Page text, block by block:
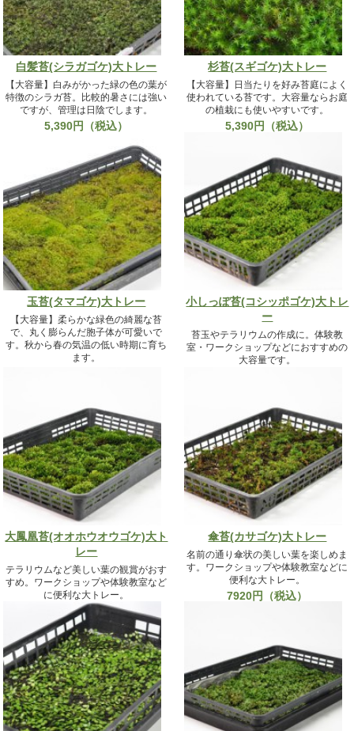
白髪苔(シラガゴケ)大トレー
【大容量】白みがかった緑の色の葉が
特徴のシラガ苔。比較的暑さには強い
ですが、管理は日陰でします。
5,390円（税込）
杉苔(スギゴケ)大トレー
【大容量】日当たりを好み苔庭によく
使われている苔です。大容量ならお庭
の植栽にも使いやすいです。
5,390円（税込）
玉苔(タマゴケ)大トレー
【大容量】柔らかな緑色の綺麗な苔
で、丸く膨らんだ胞子体が可愛いで
す。秋から春の気温の低い時期に育ち
ます。
小しっぽ苔(コシッポゴケ)大トレ
ー
苔玉やテラリウムの作成に。体験教
室・ワークショップなどにおすすめの
大容量です。
大鳳凰苔(オオホウオウゴケ)大ト
レー
テラリウムなど美しい葉の観賞がおす
すめ。ワークショップや体験教室など
に便利な大トレー。
7920円（税込）
傘苔(カサゴケ)大トレー
名前の通り傘状の美しい葉を楽しめま
す。ワークショップや体験教室などに
便利な大トレー。
7920円（税込）